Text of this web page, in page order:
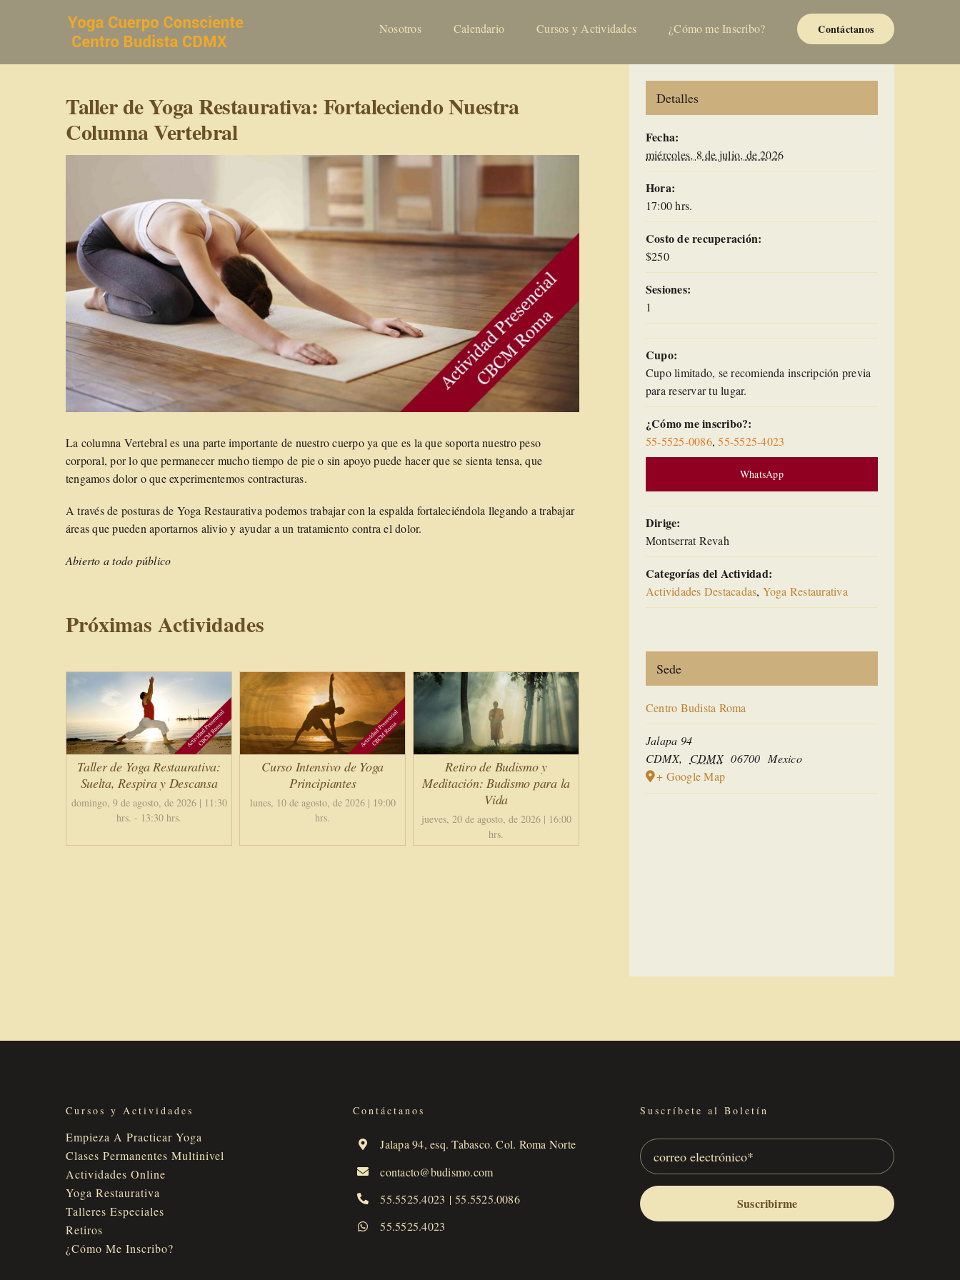
Nosotros Calendario Cursos y Actividades ¿Cómo me Inscribo? Contáctanos
Taller de Yoga Restaurativa: Fortaleciendo Nuestra
Columna Vertebral
La columna Vertebral es una parte importante de nuestro cuerpo ya que es la que soporta nuestro peso
corporal, por lo que permanecer mucho tiempo de pie o sin apoyo puede hacer que se sienta tensa, que
tengamos dolor o que experimentemos contracturas.
A través de posturas de Yoga Restaurativa podemos trabajar con la espalda fortaleciéndola llegando a trabajar
áreas que pueden aportarnos alivio y ayudar a un tratamiento contra el dolor.
Abierto a todo público
Próximas Actividades
Taller de Yoga Restaurativa:
Suelta, Respira y Descansa
domingo, 9 de agosto, de 2026 | 11:30
hrs. - 13:30 hrs.
Curso Intensivo de Yoga
Principiantes
lunes, 10 de agosto, de 2026 | 19:00
hrs.
Retiro de Budismo y
Meditación: Budismo para la
Vida
jueves, 20 de agosto, de 2026 | 16:00
hrs.
Detalles
Fecha:
miércoles, 8 de julio, de 2026
Hora:
17:00 hrs.
Costo de recuperación:
$250
Sesiones:
1
Cupo:
Cupo limitado, se recomienda inscripción previa
para reservar tu lugar.
¿Cómo me inscribo?:
55-5525-0086,55-5525-4023
WhatsApp
Dirige:
Montserrat Revah
Categorías del Actividad:
Actividades Destacadas, Yoga Restaurativa
Sede
Centro Budista Roma
Jalapa 94
CDMX, CDMX 06700 Mexico
+ Google Map
Cursos y Actividades
Empieza A Practicar Yoga
Clases Permanentes Multinivel
Actividades Online
Yoga Restaurativa
Talleres Especiales
Retiros
¿Cómo Me Inscribo?
Contáctanos
Jalapa 94, esq. Tabasco. Col. Roma Norte
contacto@budismo.com
55.5525.4023 |55.5525.0086
55.5525.4023
Suscríbete al Boletín
Suscribirme